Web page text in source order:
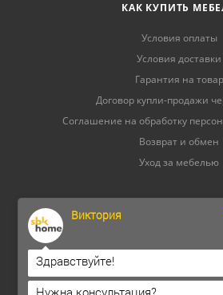
КАК КУПИТЬ
Условия оплаты
Условия доставки
Гарантия на товар
Договор купли-продажи
Соглашение на обработку
Возврат и обмен
Уход за мебелью
8 (800) 500-52-16
ОГРНИП
Виктория
Здравствуйте!